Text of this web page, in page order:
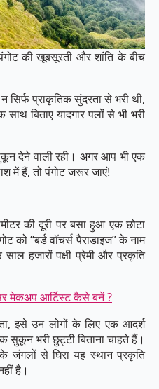
की खूबसूरती और शांति के बीच
सिर्फ प्राकृतिक सुंदरता से भरी थी,
बिताए यादगार पलों से भी भरी
देने वाली रही। अगर आप भी एक
में हैं, तो पंगोट जरूर जाएं!
की दूरी पर बसा हुआ एक छोटा
को “बर्ड वॉचर्स पैराडाइज” के नाम
हजारों पक्षी प्रेमी और प्रकृति
मेकअप आर्टिस्ट कैसे बनें ?
इसे उन लोगों के लिए एक आदर्श
सुकून भरी छुट्टी बिताना चाहते हैं।
जंगलों से घिरा यह स्थान प्रकृति
है।